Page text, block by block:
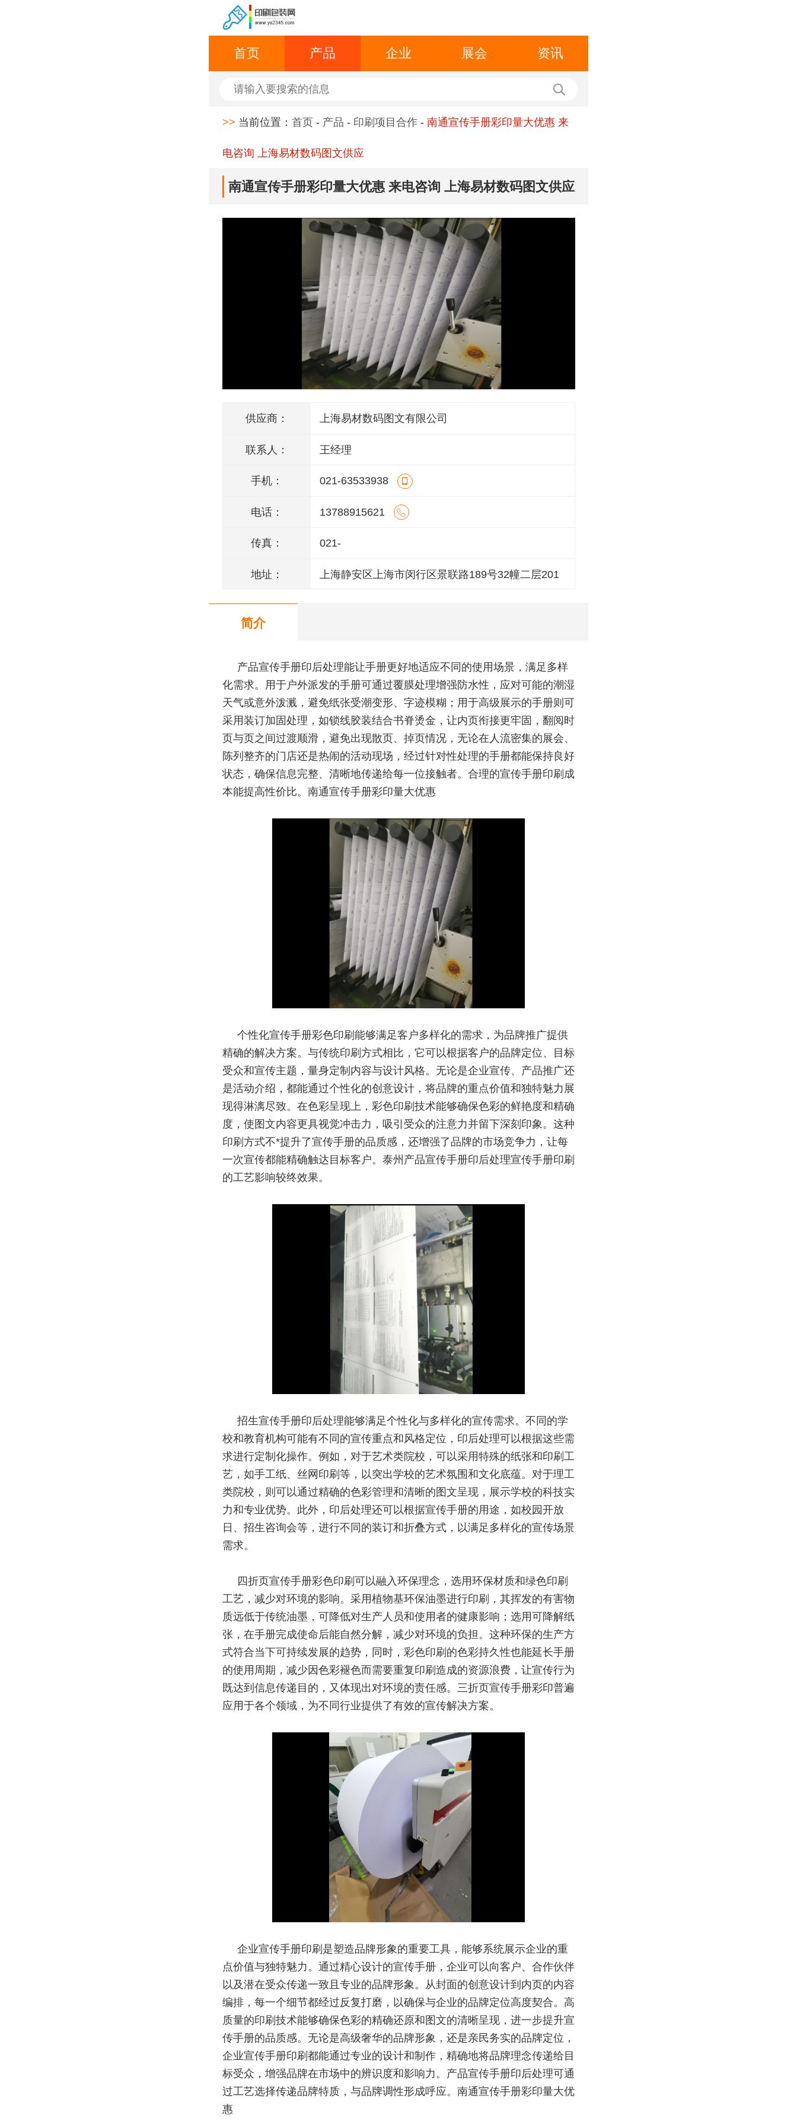
首页 产品 企业 展会 资讯
>> 当前位置： 首页 - 产品 - 印刷项目合作- 南通宣传手册彩印量大优惠 来
电咨询 上海易材数码图文供应
南通宣传手册彩印量大优惠 来电咨询 上海易材数码图文供应
供应商： 上海易材数码图文有限公司
联系人： 王经理
手机： 021-63533938
电话： 13788915621
传真： 021-
地址： 上海静安区上海市闵行区景联路189号32幢二层201
简介
产品宣传手册印后处理能让手册更好地适应不同的使用场景，满足多样
化需求。用于户外派发的手册可通过覆膜处理增强防水性，应对可能的潮湿
天气或意外泼溅，避免纸张受潮变形、字迹模糊；用于高级展示的手册则可
采用装订加固处理，如锁线胶装结合书脊烫金，让内页衔接更牢固，翻阅时
页与页之间过渡顺滑，避免出现散页、掉页情况，无论在人流密集的展会、
陈列整齐的门店还是热闹的活动现场，经过针对性处理的手册都能保持良好
状态，确保信息完整、清晰地传递给每一位接触者。合理的宣传手册印刷成
本能提高性价比。南通宣传手册彩印量大优惠
个性化宣传手册彩色印刷能够满足客户多样化的需求，为品牌推广提供
精确的解决方案。与传统印刷方式相比，它可以根据客户的品牌定位、目标
受众和宣传主题，量身定制内容与设计风格。无论是企业宣传、产品推广还
是活动介绍，都能通过个性化的创意设计，将品牌的重点价值和独特魅力展
现得淋漓尽致。在色彩呈现上，彩色印刷技术能够确保色彩的鲜艳度和精确
度，使图文内容更具视觉冲击力，吸引受众的注意力并留下深刻印象。这种
印刷方式不*提升了宣传手册的品质感，还增强了品牌的市场竞争力，让每
一次宣传都能精确触达目标客户。泰州产品宣传手册印后处理宣传手册印刷
的工艺影响较终效果。
招生宣传手册印后处理能够满足个性化与多样化的宣传需求。不同的学
校和教育机构可能有不同的宣传重点和风格定位，印后处理可以根据这些需
求进行定制化操作。例如，对于艺术类院校，可以采用特殊的纸张和印刷工
艺，如手工纸、丝网印刷等，以突出学校的艺术氛围和文化底蕴。对于理工
类院校，则可以通过精确的色彩管理和清晰的图文呈现，展示学校的科技实
力和专业优势。此外，印后处理还可以根据宣传手册的用途，如校园开放
日、招生咨询会等，进行不同的装订和折叠方式，以满足多样化的宣传场景
需求。
四折页宣传手册彩色印刷可以融入环保理念，选用环保材质和绿色印刷
工艺，减少对环境的影响。采用植物基环保油墨进行印刷，其挥发的有害物
质远低于传统油墨，可降低对生产人员和使用者的健康影响；选用可降解纸
张，在手册完成使命后能自然分解，减少对环境的负担。这种环保的生产方
式符合当下可持续发展的趋势，同时，彩色印刷的色彩持久性也能延长手册
的使用周期，减少因色彩褪色而需要重复印刷造成的资源浪费，让宣传行为
既达到信息传递目的，又体现出对环境的责任感。三折页宣传手册彩印普遍
应用于各个领域，为不同行业提供了有效的宣传解决方案。
企业宣传手册印刷是塑造品牌形象的重要工具，能够系统展示企业的重
点价值与独特魅力。通过精心设计的宣传手册，企业可以向客户、合作伙伴
以及潜在受众传递一致且专业的品牌形象。从封面的创意设计到内页的内容
编排，每一个细节都经过反复打磨，以确保与企业的品牌定位高度契合。高
质量的印刷技术能够确保色彩的精确还原和图文的清晰呈现，进一步提升宣
传手册的品质感。无论是高级奢华的品牌形象，还是亲民务实的品牌定位，
企业宣传手册印刷都能通过专业的设计和制作，精确地将品牌理念传递给目
标受众，增强品牌在市场中的辨识度和影响力。产品宣传手册印后处理可通
过工艺选择传递品牌特质，与品牌调性形成呼应。南通宣传手册彩印量大优
惠